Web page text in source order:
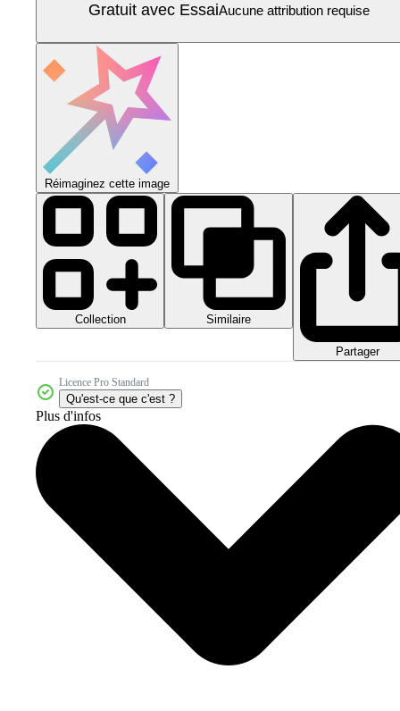
Gratuit avec EssaiAucune attribution requise
Réimaginez cette image
Collection Similaire
Partager
Licence Pro Standard
Qu'est-ce que c'est ?
Plus d'infos